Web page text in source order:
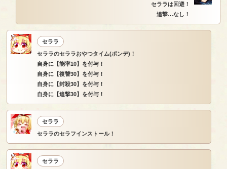
セララは回避！
追撃…なし！
セララ
セララのセララおやつタイム(ポンデ)！
自身に【能率10】を付与！
自身に【復讐30】を付与！
自身に【封殺30】を付与！
自身に【追撃30】を付与！
セララ
セララのセラフインストール！
セララ